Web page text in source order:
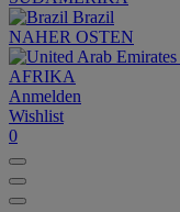
Brazil
NAHER OSTEN
AFRIKA
Anmelden
Wishlist
0